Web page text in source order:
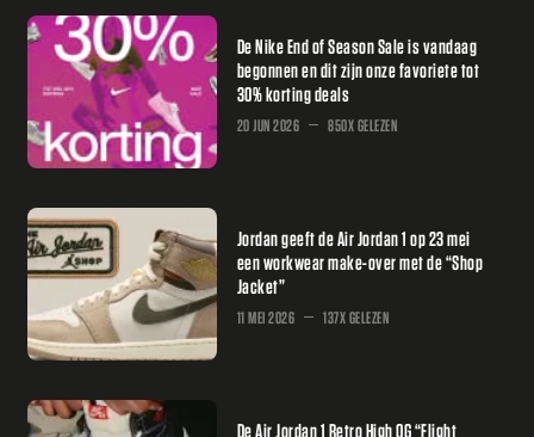
De Nike End of Season Sale is vandaag
begonnen en dit zijn onze favoriete tot
30% korting deals
20 JUN 2026 850X GELEZEN
Jordan geeft de Air Jordan 1 op 23 mei
een workwear make-over met de “Shop
Jacket”
11 MEI 2026 137X GELEZEN
De Air Jordan 1 Retro High OG “Flight